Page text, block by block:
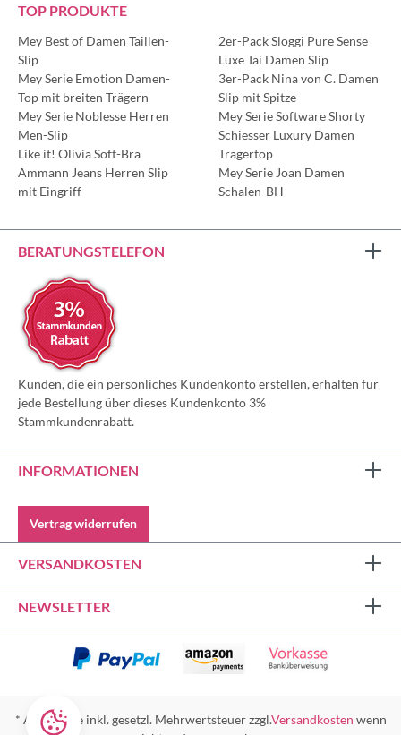
TOP PRODUKTE
Mey Best of Damen Taillen-
Slip
Mey Serie Emotion Damen-
Top mit breiten Trägern
Mey Serie Noblesse Herren
Men-Slip
Like it! Olivia Soft-Bra
Ammann Jeans Herren Slip
mit Eingriff
2er-Pack Sloggi Pure Sense
Luxe Tai Damen Slip
3er-Pack Nina von C. Damen
Slip mit Spitze
Mey Serie Software Shorty
Schiesser Luxury Damen
Trägertop
Mey Serie Joan Damen
Schalen-BH
BERATUNGSTELEFON
Kunden, die ein persönliches Kundenkonto erstellen, erhalten für
jede Bestellung über dieses Kundenkonto 3%
Stammkundenrabatt.
INFORMATIONEN
Vertrag widerrufen
VERSANDKOSTEN
NEWSLETTER
* Alle Preise inkl. gesetzl. Mehrwertsteuer zzgl.Versandkosten wenn